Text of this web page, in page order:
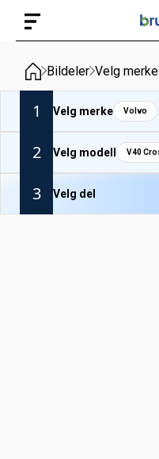
Bildeler Velg merke
1 Velg merke Volvo
2 Velg modell
3 Velg del